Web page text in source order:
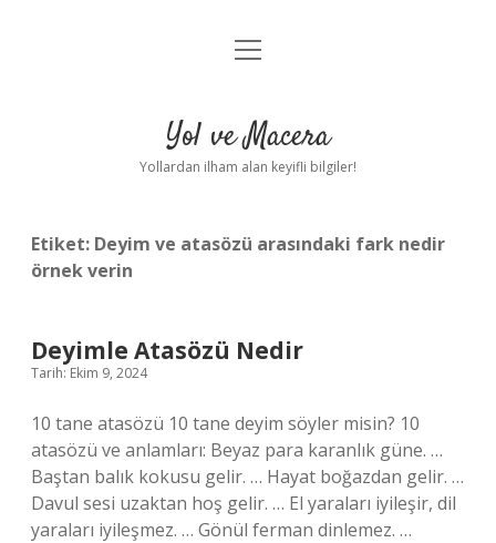
Anasayfa
Yasal Uyarı
menüyü
Yol ve Macera
Yollardan ilham alan keyifli bilgiler!
Etiket: Deyim ve atasözü arasındaki fark nedir
örnek verin
Deyimle Atasözü Nedir
Tarih: Ekim 9, 2024
10 tane atasözü 10 tane deyim söyler misin? 10
atasözü ve anlamları: Beyaz para karanlık güne. …
Baştan balık kokusu gelir. … Hayat boğazdan gelir. …
Davul sesi uzaktan hoş gelir. … El yaraları iyileşir, dil
yaraları iyileşmez. … Gönül ferman dinlemez. …